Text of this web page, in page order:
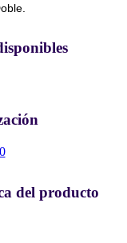
del producto